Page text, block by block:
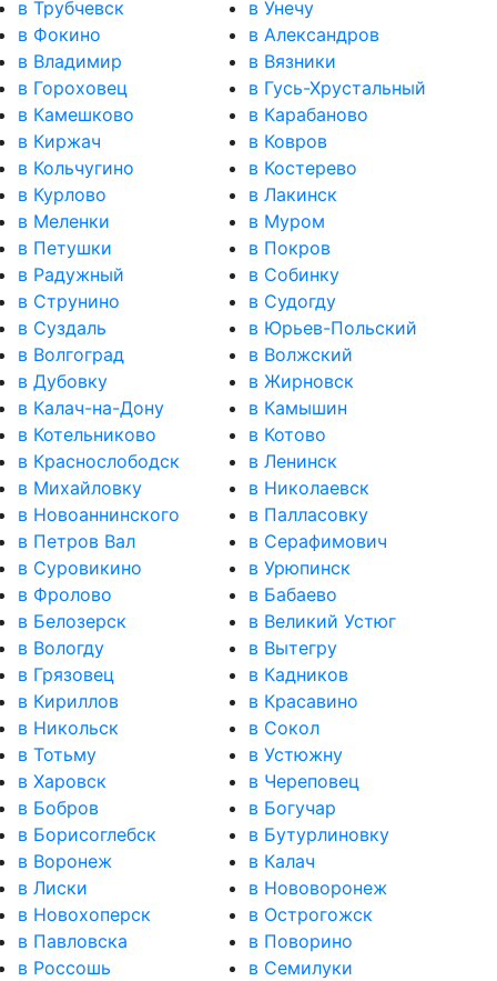
в Трубчевск
в Унечу
в Фокино
в Александров
в Владимир
в Вязники
в Гороховец
в Гусь-Хрустальный
в Камешково
в Карабаново
в Киржач
в Ковров
в Кольчугино
в Костерево
в Курлово
в Лакинск
в Меленки
в Муром
в Петушки
в Покров
в Радужный
в Собинку
в Струнино
в Судогду
в Суздаль
в Юрьев-Польский
в Волгоград
в Волжский
в Дубовку
в Жирновск
в Калач-на-Дону
в Камышин
в Котельниково
в Котово
в Краснослободск
в Ленинск
в Михайловку
в Николаевск
в Новоаннинского
в Палласовку
в Петров Вал
в Серафимович
в Суровикино
в Урюпинск
в Фролово
в Бабаево
в Белозерск
в Великий Устюг
в Вологду
в Вытегру
в Грязовец
в Кадников
в Кириллов
в Красавино
в Никольск
в Сокол
в Тотьму
в Устюжну
в Харовск
в Череповец
в Бобров
в Богучар
в Борисоглебск
в Бутурлиновку
в Воронеж
в Калач
в Лиски
в Нововоронеж
в Новохоперск
в Острогожск
в Павловска
в Поворино
в Россошь
в Семилуки